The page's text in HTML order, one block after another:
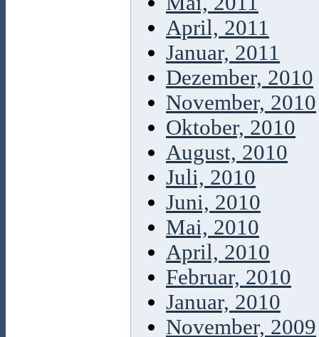
April, 2011
Januar, 2011
Dezember, 2010
November, 2010
Oktober, 2010
August, 2010
Juli, 2010
Juni, 2010
Mai, 2010
April, 2010
Februar, 2010
Januar, 2010
November, 2009